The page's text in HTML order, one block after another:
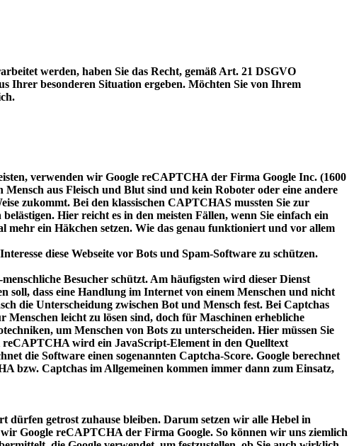
werden, haben Sie das Recht, gemäß Art. 21 DSGVO
Ihrer besonderen Situation ergeben. Möchten Sie von Ihrem
verwenden wir Google reCAPTCHA der Firma Google Inc. (1600
aus Fleisch und Blut sind und kein Roboter oder eine andere
zukommt. Bei den klassischen CAPTCHAS mussten Sie zur
Hier reicht es in den meisten Fällen, wenn Sie einfach ein
mehr ein Häkchen setzen. Wie das genau funktioniert und vor allem
diese Webseite vor Bots und Spam-Software zu schützen.
Besucher schützt. Am häufigsten wird dieser Dienst
dass eine Handlung im Internet von einem Menschen und nicht
die Unterscheidung zwischen Bot und Mensch fest. Bei Captchas
leicht zu lösen sind, doch für Maschinen erhebliche
um Menschen von Bots zu unterscheiden. Hier müssen Sie
wird ein JavaScript-Element in den Quelltext
die Software einen sogenannten Captcha-Score. Google berechnet
bzw. Captchas im Allgemeinen kommen immer dann zum Einsatz,
getrost zuhause bleiben. Darum setzen wir alle Hebel in
Google reCAPTCHA der Firma Google. So können wir uns ziemlich